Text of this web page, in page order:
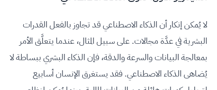
لا يُمكن إنكار أن الذكاء الاصطناعي قد تجاوز بالفعل القدرات
البشرية في عدَّة مجالات. على سبيل المثال، عندما يتعلَّق الأمر
بمعالجة البيانات والسرعة والدقة، فإن الذكاء البشري ببساطة لا
يُضاهى الذكاء الاصطناعي. فقد يستغرق الإنسان أسابيع